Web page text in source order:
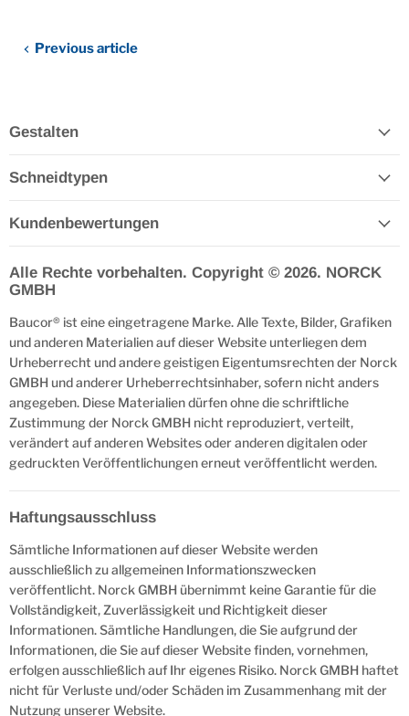
Previous article
Gestalten
Schneidtypen
Kundenbewertungen
Alle Rechte vorbehalten. Copyright © 2026. NORCK
GMBH
Baucor® ist eine eingetragene Marke. Alle Texte, Bilder, Grafiken
und anderen Materialien auf dieser Website unterliegen dem
Urheberrecht und andere geistigen Eigentumsrechten der Norck
GMBH und anderer Urheberrechtsinhaber, sofern nicht anders
angegeben. Diese Materialien dürfen ohne die schriftliche
Zustimmung der Norck GMBH nicht reproduziert, verteilt,
verändert auf anderen Websites oder anderen digitalen oder
gedruckten Veröffentlichungen erneut veröffentlicht werden.
Haftungsausschluss
Sämtliche Informationen auf dieser Website werden
ausschließlich zu allgemeinen Informationszwecken
veröffentlicht. Norck GMBH übernimmt keine Garantie für die
Vollständigkeit, Zuverlässigkeit und Richtigkeit dieser
Informationen. Sämtliche Handlungen, die Sie aufgrund der
Informationen, die Sie auf dieser Website finden, vornehmen,
erfolgen ausschließlich auf Ihr eigenes Risiko. Norck GMBH haftet
nicht für Verluste und/oder Schäden im Zusammenhang mit der
Nutzung unserer Website.